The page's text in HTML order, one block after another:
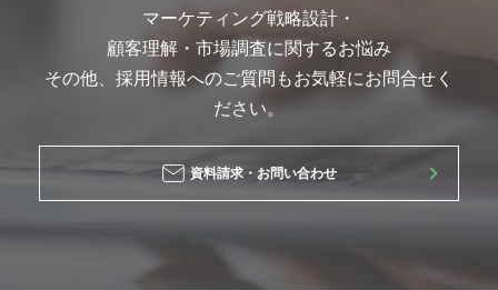
マーケティング戦略設計・
顧客理解・市場調査に関するお悩み
その他、採用情報へのご質問もお気軽にお問合せく
ださい。
資料請求・お問い合わせ